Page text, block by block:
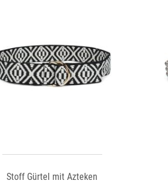
Stoff Gürtel mit Azteken